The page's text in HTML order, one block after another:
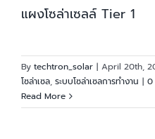
แผงโซล่าเซลล์ Tier 1
By techtron_solar | April 20th,
โซล่าเซล, ระบบโซล่าเซลการทำงาน | 0
Read More